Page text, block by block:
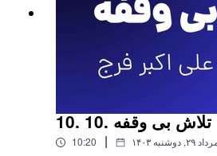
خواهد کرد!
10. 10. تلاش بی وقفه
10:20 | مرداد ۲۹, دوشنبه